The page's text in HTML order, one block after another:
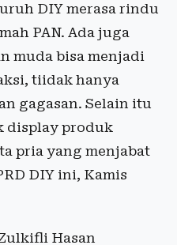
DIY merasa rindu
PAN. Ada juga
muda bisa menjadi
tiidak hanya
gagasan. Selain itu
display produk
pria yang menjabat
DIY ini, Kamis
Hasan